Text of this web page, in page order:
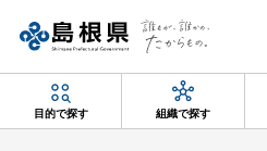
目的で探す 組織で探す